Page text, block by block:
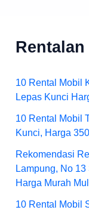
Rentalan
10 Rental Mobil
Lepas Kunci
10 Rental Mobil
Kunci, Harga
Rekomendasi
Lampung, No
Harga Murah
10 Rental Mobil